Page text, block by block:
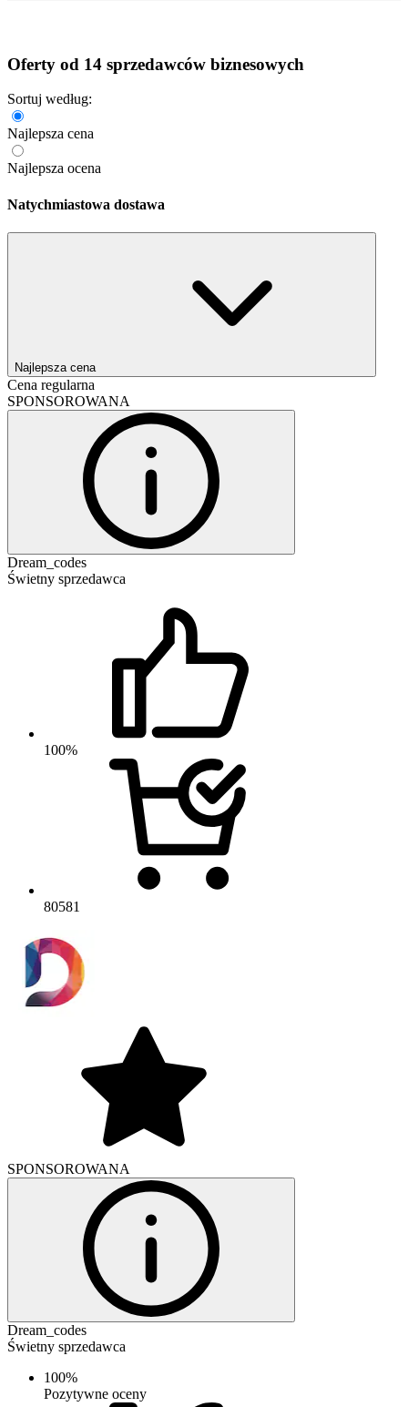
Oferty od 14 sprzedawców biznesowych
Sortuj według:
Najlepsza cena
Najlepsza ocena
Natychmiastowa dostawa
Najlepsza cena
Cena regularna
SPONSOROWANA
Dream_codes
Świetny sprzedawca
100%
80581
SPONSOROWANA
Dream_codes
Świetny sprzedawca
100%
Pozytywne oceny